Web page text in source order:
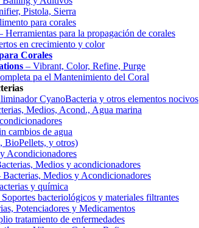
Pistola, Sierra
para corales
Herramientas para la propagación de corales
en crecimiento y color
Corales
– Vibrant, Color, Refine, Purge
pa el Mantenimiento del Coral
CyanoBacteria y otros elementos nocivos
Medios, Acond., Agua marina
cambios de agua
BioPellets, y otros)
Acondicionadores
Medios y acondicionadores
Bacterias, Medios y Acondicionadores
y química
Soportes bacteriológicos y materiales filtrantes
Potenciadores y Medicamentos
tratamiento de enfermedades